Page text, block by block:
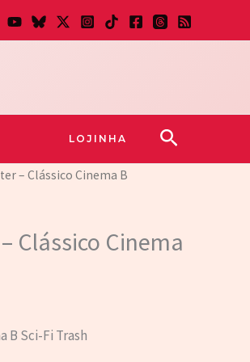
LOJINHA Pesquisar
– Clássico Cinema B
Clássico Cinema
B Sci-Fi Trash